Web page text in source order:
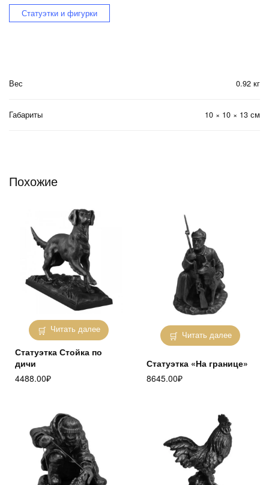
Статуэтки и фигурки
Вес 0.92 кг
Габариты 10 × 10 × 13 см
Похожие
Читать далее
Статуэтка Стойка по
дичи
4488.00₽
Читать далее
Статуэтка «На границе»
8645.00₽